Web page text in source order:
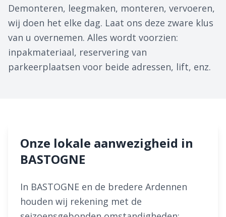
Demonteren, leegmaken, monteren, vervoeren,
wij doen het elke dag. Laat ons deze zware klus
van u overnemen. Alles wordt voorzien:
inpakmateriaal, reservering van
parkeerplaatsen voor beide adressen, lift, enz.
Onze lokale aanwezigheid in
BASTOGNE
In BASTOGNE en de bredere Ardennen
houden wij rekening met de